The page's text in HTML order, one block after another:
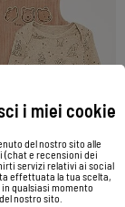
i miei cookie
del nostro sito alle
(chat e recensioni dei
servizi relativi ai social
effettuata la tua scelta,
qualsiasi momento
nostro sito.